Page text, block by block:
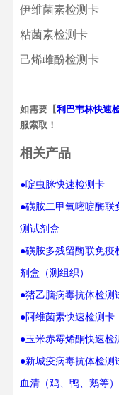
伊维菌素检测卡
粘菌素检测卡
己烯雌酚检测卡
如需要【利巴韦林快速
服索取！
相关产品
●啶虫脒快速检测卡
●磺胺二甲氧嘧啶酶联
测试剂盒
●磺胺多残留酶联免疫
剂盒（测组织）
●猪乙脑病毒抗体检测
●阿维菌素快速检测卡
●玉米赤霉烯酮快速检
●新城疫病毒抗体检测
血清（鸡、鸭、鹅等）